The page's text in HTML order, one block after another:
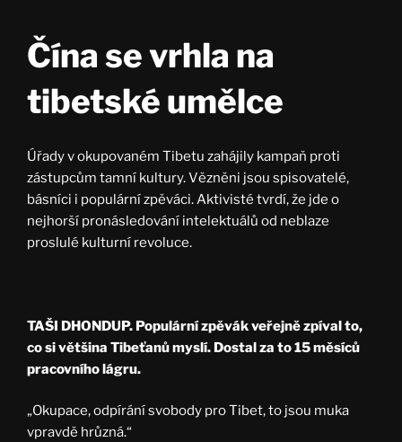
Čína se vrhla na
tibetské umělce
Úřady v okupovaném Tibetu zahájily kampaň proti
zástupcům tamní kultury. Vězněni jsou spisovatelé,
básníci i populární zpěváci. Aktivisté tvrdí, že jde o
nejhorší pronásledování intelektuálů od neblaze
proslulé kulturní revoluce.
TAŠI DHONDUP. Populární zpěvák veřejně zpíval to,
co si většina Tibeťanů myslí. Dostal za to 15 měsíců
pracovního lágru.
„Okupace, odpírání svobody pro Tibet, to jsou muka
vpravdě hrůzná.“